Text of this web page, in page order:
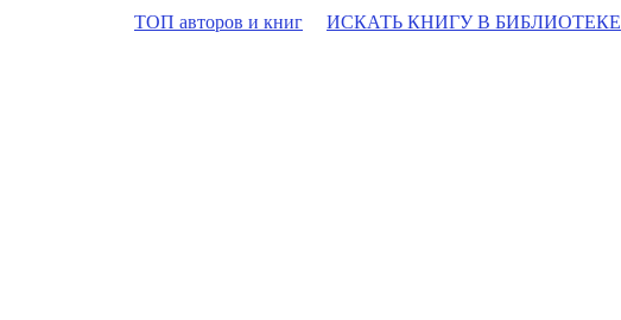
ТОП авторов и книг ИСКАТЬ КНИГУ В БИБЛИОТЕКЕ